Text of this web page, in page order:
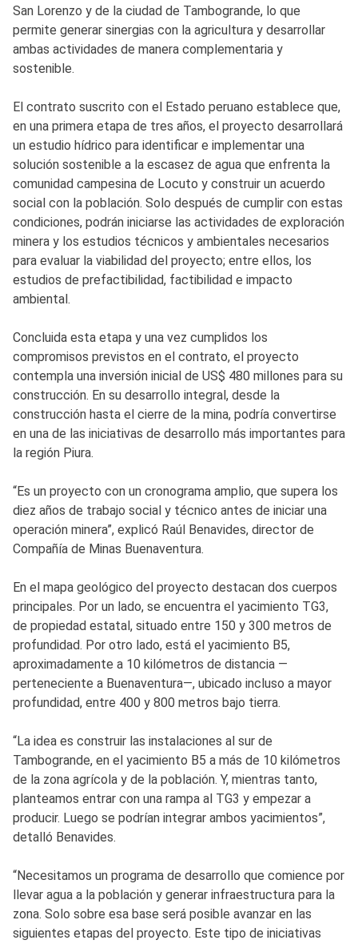
San Lorenzo y de la ciudad de Tambogrande, lo que
permite generar sinergias con la agricultura y desarrollar
ambas actividades de manera complementaria y
sostenible.
El contrato suscrito con el Estado peruano establece que,
en una primera etapa de tres años, el proyecto desarrollará
un estudio hídrico para identificar e implementar una
solución sostenible a la escasez de agua que enfrenta la
comunidad campesina de Locuto y construir un acuerdo
social con la población. Solo después de cumplir con estas
condiciones, podrán iniciarse las actividades de exploración
minera y los estudios técnicos y ambientales necesarios
para evaluar la viabilidad del proyecto; entre ellos, los
estudios de prefactibilidad, factibilidad e impacto
ambiental.
Concluida esta etapa y una vez cumplidos los
compromisos previstos en el contrato, el proyecto
contempla una inversión inicial de US$ 480 millones para su
construcción. En su desarrollo integral, desde la
construcción hasta el cierre de la mina, podría convertirse
en una de las iniciativas de desarrollo más importantes para
la región Piura.
“Es un proyecto con un cronograma amplio, que supera los
diez años de trabajo social y técnico antes de iniciar una
operación minera”, explicó Raúl Benavides, director de
Compañía de Minas Buenaventura.
En el mapa geológico del proyecto destacan dos cuerpos
principales. Por un lado, se encuentra el yacimiento TG3,
de propiedad estatal, situado entre 150 y 300 metros de
profundidad. Por otro lado, está el yacimiento B5,
aproximadamente a 10 kilómetros de distancia —
perteneciente a Buenaventura—, ubicado incluso a mayor
profundidad, entre 400 y 800 metros bajo tierra.
“La idea es construir las instalaciones al sur de
Tambogrande, en el yacimiento B5 a más de 10 kilómetros
de la zona agrícola y de la población. Y, mientras tanto,
planteamos entrar con una rampa al TG3 y empezar a
producir. Luego se podrían integrar ambos yacimientos”,
detalló Benavides.
“Necesitamos un programa de desarrollo que comience por
llevar agua a la población y generar infraestructura para la
zona. Solo sobre esa base será posible avanzar en las
siguientes etapas del proyecto. Este tipo de iniciativas